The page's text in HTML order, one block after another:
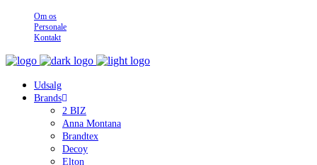
Om os
Personale
Kontakt
Udsalg
Brands
2 BIZ
Anna Montana
Brandtex
Decoy
Elton